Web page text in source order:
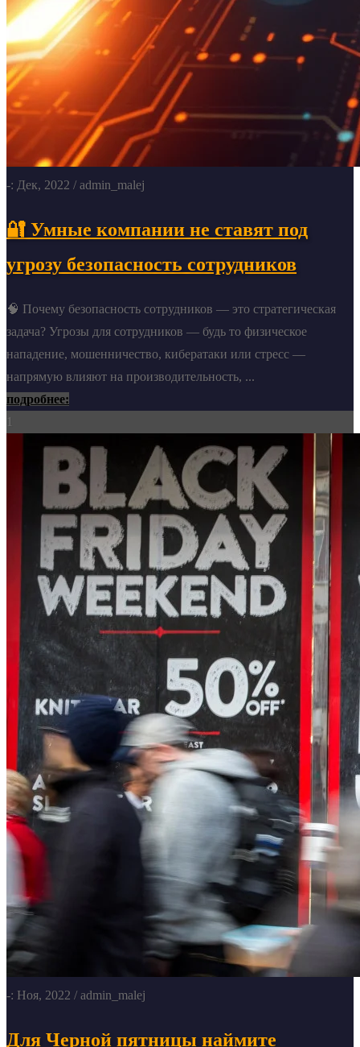
-: Дек, 2022 / admin_malej
🔐 Умные компании не ставят под
угрозу безопасность сотрудников
🧠 Почему безопасность сотрудников — это стратегическая
задача? Угрозы для сотрудников — будь то физическое
нападение, мошенничество, кибератаки или стресс —
напрямую влияют на производительность, ...
подробнее:
1
-: Ноя, 2022 / admin_malej
Для Черной пятницы наймите